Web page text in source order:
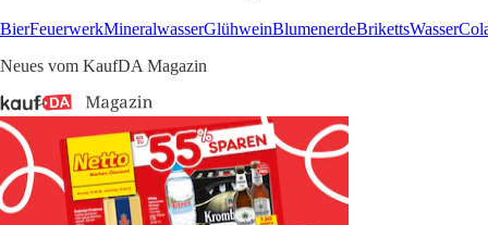
BierFeuerwerkMineralwasserGlühweinBlumenerdeBrikettsWasser
Neues vom KaufDA Magazin